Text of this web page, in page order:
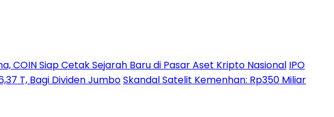
COIN Siap Cetak Sejarah Baru di Pasar Aset Kripto Nasional IPO
T, Bagi Dividen JumboSkandal Satelit Kemenhan: Rp350 Miliar